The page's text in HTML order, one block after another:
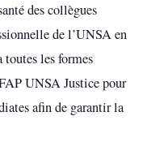
des collègues
de l’UNSA en
les formes
UNSA Justice pour
afin de garantir la